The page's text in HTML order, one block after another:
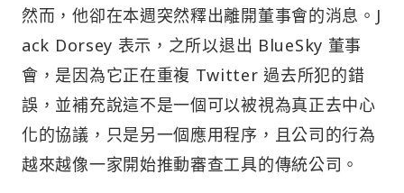
然而，他卻在本週突然釋出離開董事會的消息。J
ack Dorsey 表示，之所以退出 BlueSky 董事
會，是因為它正在重複 Twitter 過去所犯的錯
誤，並補充說這不是一個可以被視為真正去中心
化的協議，只是另一個應用程序，且公司的行為
越來越像一家開始推動審查工具的傳統公司。